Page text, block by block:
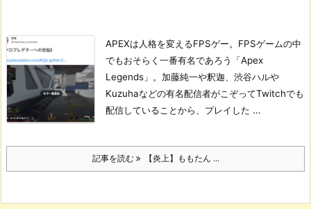
APEXは人格を変えるFPSゲー。 FPSゲームの中
でもおそらく一番有名であろう「Apex
Legends」。加藤純一や釈迦、渋谷ハルや
Kuzuhaなどの有名配信者がこぞってTwitchでも
配信していることから、プレイした ...
記事を読む 【炎上】ももたん ...